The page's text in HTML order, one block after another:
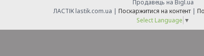
Продавець на Bigl.ua
ЛАСТІК lastik.com.ua | Поскаржитися на контент |
Select Language ▼